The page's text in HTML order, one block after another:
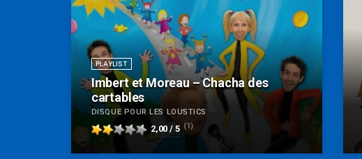
PLAYLIST
Imbert et Moreau – Chacha des
cartables
DISQUE POUR LES LOUSTICS
2,00 / 5 (1)